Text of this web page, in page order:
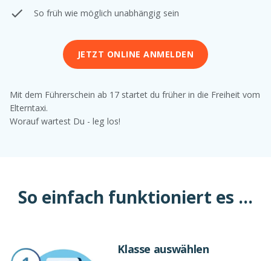
So früh wie möglich unabhängig sein
JETZT ONLINE ANMELDEN
Mit dem Führerschein ab 17 startet du früher in die Freiheit vom
Elterntaxi.
Worauf wartest Du - leg los!
So einfach funktioniert es ...
Klasse auswählen